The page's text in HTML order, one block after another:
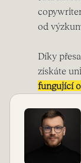
od
Díky
získáte
fungující